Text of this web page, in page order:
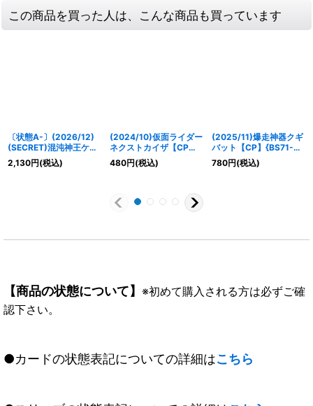
この商品を買った人は、こんな商品も買っています
〔状態A-〕(2026/12)
(SECRET)混沌神王ケイ
オス【X-SEC】{BS75-
X11}《青》
2,130円(税込)
(2024/10)仮面ライダー
ネクストカイザ【CP】
{CB30-CP01}《多》
480円(税込)
(2025/11)爆走神器クギ
バット【CP】{BS71-
CP06}《青》
780円(税込)
【商品の状態について】 ※初めて購入される方は必ずご確
認下さい。
●カードの状態表記についての詳細はこちら